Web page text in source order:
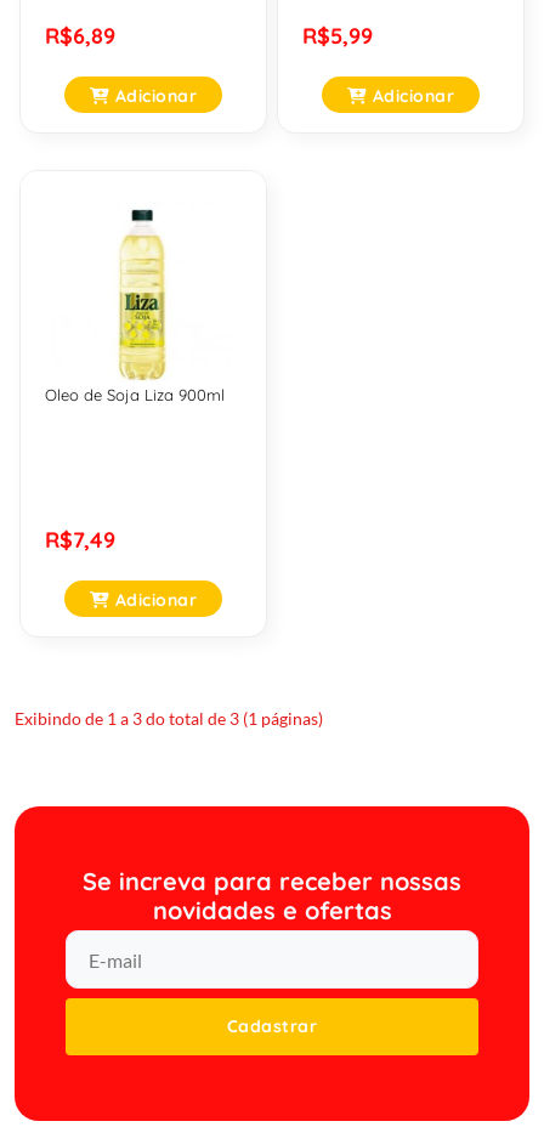
R$6,89
Adicionar
R$5,99
Adicionar
Oleo de Soja Liza 900ml
R$7,49
Adicionar
Exibindo de 1 a 3 do total de 3 (1 páginas)
Se increva para receber nossas
novidades e ofertas
Cadastrar